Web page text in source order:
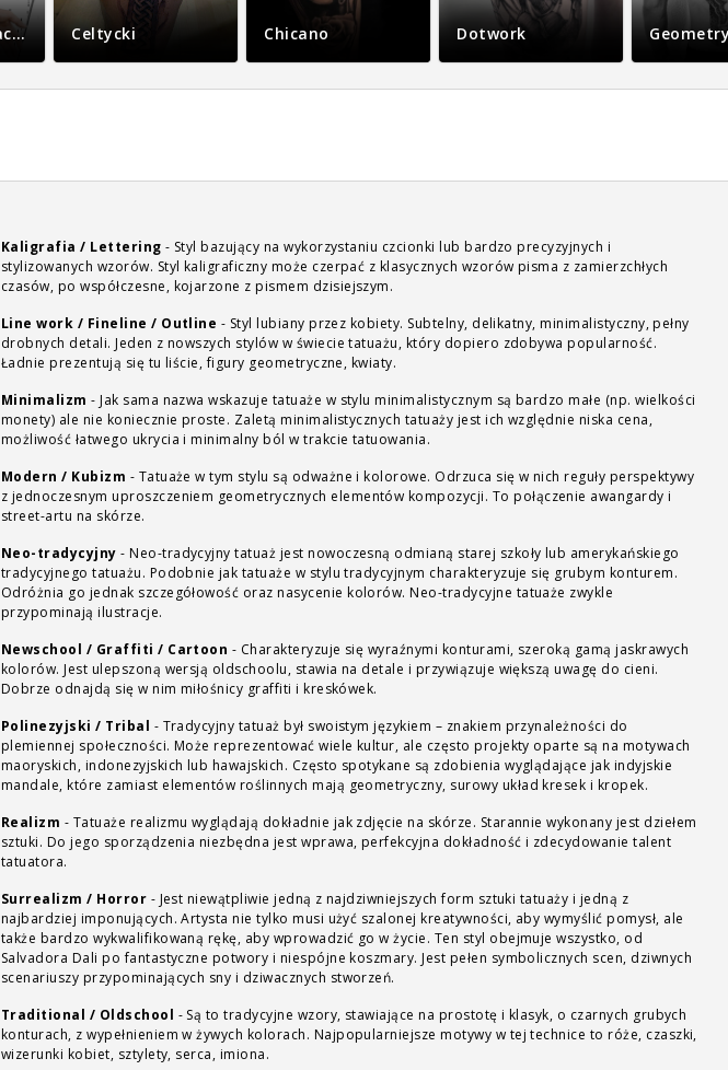
Blackwork / Blackout Celtycki Chicano Dotwork
Kaligrafia / Lettering - Styl bazujący na wykorzystaniu czcionki lub bardzo precyzyjnych i
stylizowanych wzorów. Styl kaligraficzny może czerpać z klasycznych wzorów pisma z zamierzchłych
czasów, po współczesne, kojarzone z pismem dzisiejszym.
Line work / Fineline / Outline - Styl lubiany przez kobiety. Subtelny, delikatny, minimalistyczny, pełny
drobnych detali. Jeden z nowszych stylów w świecie tatuażu, który dopiero zdobywa popularność.
Ładnie prezentują się tu liście, figury geometryczne, kwiaty.
Minimalizm - Jak sama nazwa wskazuje tatuaże w stylu minimalistycznym są bardzo małe (np. wielkości
monety) ale nie koniecznie proste. Zaletą minimalistycznych tatuaży jest ich względnie niska cena,
możliwość łatwego ukrycia i minimalny ból w trakcie tatuowania.
Modern / Kubizm - Tatuaże w tym stylu są odważne i kolorowe. Odrzuca się w nich reguły perspektywy
z jednoczesnym uproszczeniem geometrycznych elementów kompozycji. To połączenie awangardy i
street-artu na skórze.
Neo-tradycyjny - Neo-tradycyjny tatuaż jest nowoczesną odmianą starej szkoły lub amerykańskiego
tradycyjnego tatuażu. Podobnie jak tatuaże w stylu tradycyjnym charakteryzuje się grubym konturem.
Odróżnia go jednak szczegółowość oraz nasycenie kolorów. Neo-tradycyjne tatuaże zwykle
przypominają ilustracje.
Newschool / Graffiti / Cartoon - Charakteryzuje się wyraźnymi konturami, szeroką gamą jaskrawych
kolorów. Jest ulepszoną wersją oldschoolu, stawia na detale i przywiązuje większą uwagę do cieni.
Dobrze odnajdą się w nim miłośnicy graffiti i kreskówek.
Polinezyjski / Tribal - Tradycyjny tatuaż był swoistym językiem – znakiem przynależności do
plemiennej społeczności. Może reprezentować wiele kultur, ale często projekty oparte są na motywach
maoryskich, indonezyjskich lub hawajskich. Często spotykane są zdobienia wyglądające jak indyjskie
mandale, które zamiast elementów roślinnych mają geometryczny, surowy układ kresek i kropek.
Realizm - Tatuaże realizmu wyglądają dokładnie jak zdjęcie na skórze. Starannie wykonany jest dziełem
sztuki. Do jego sporządzenia niezbędna jest wprawa, perfekcyjna dokładność i zdecydowanie talent
tatuatora.
Surrealizm / Horror - Jest niewątpliwie jedną z najdziwniejszych form sztuki tatuaży i jedną z
najbardziej imponujących. Artysta nie tylko musi użyć szalonej kreatywności, aby wymyślić pomysł, ale
także bardzo wykwalifikowaną rękę, aby wprowadzić go w życie. Ten styl obejmuje wszystko, od
Salvadora Dali po fantastyczne potwory i niespójne koszmary. Jest pełen symbolicznych scen, dziwnych
scenariuszy przypominających sny i dziwacznych stworzeń.
Traditional / Oldschool - Są to tradycyjne wzory, stawiające na prostotę i klasyk, o czarnych grubych
konturach, z wypełnieniem w żywych kolorach. Najpopularniejsze motywy w tej technice to róże, czaszki,
wizerunki kobiet, sztylety, serca, imiona.